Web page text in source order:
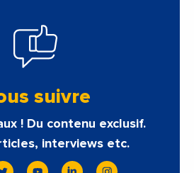
suivre
! Du contenu exclusif.
interviews etc.